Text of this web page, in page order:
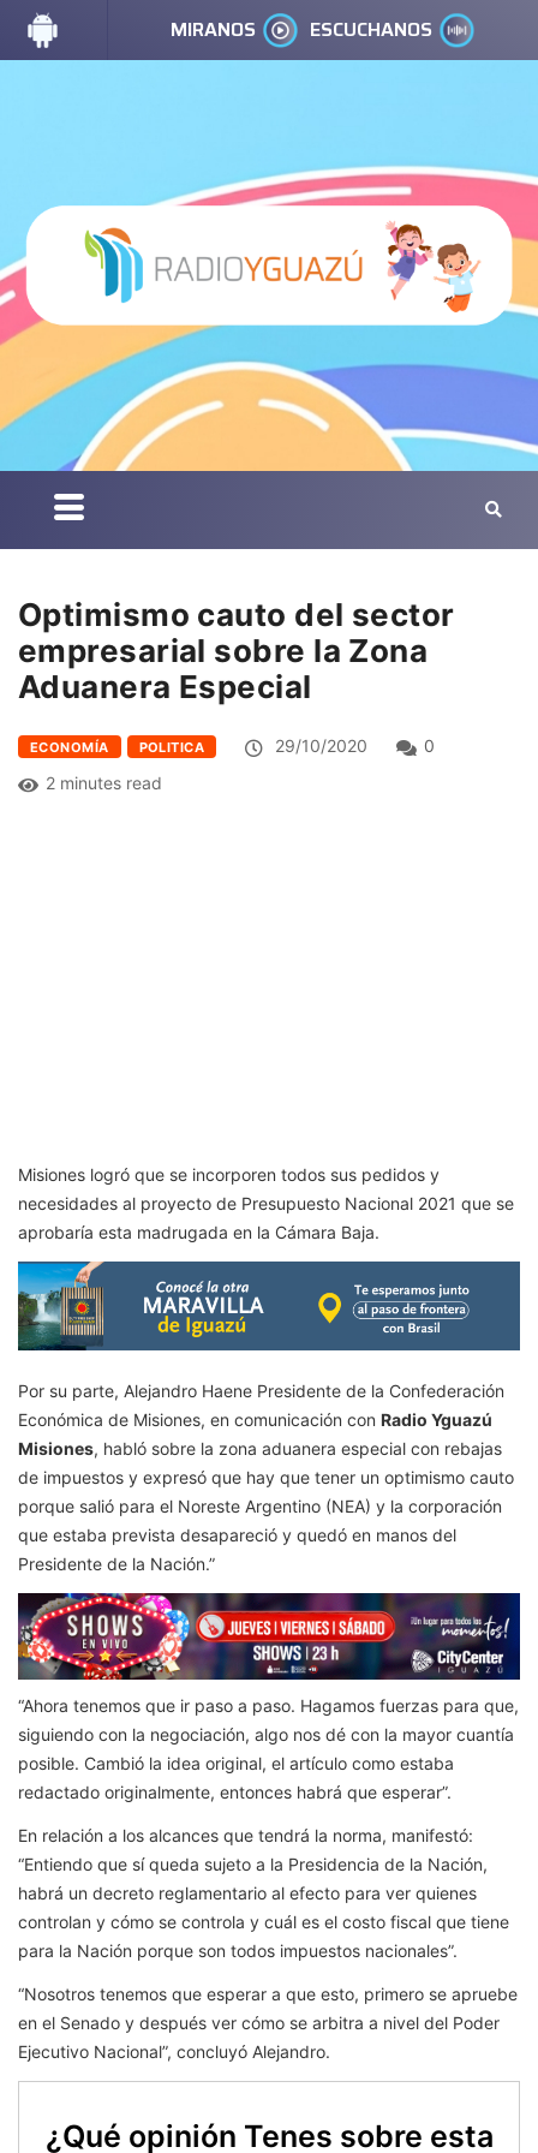
MIRANOS ESCUCHANOS
Optimismo cauto del sector
empresarial sobre la Zona
Aduanera Especial
ECONOMÍA POLITICA 29/10/2020
0
2 minutes read
Misiones logró que se incorporen todos sus pedidos y
necesidades al proyecto de Presupuesto Nacional 2021 que se
aprobaría esta madrugada en la Cámara Baja.
Por su parte, Alejandro Haene Presidente de la Confederación
Económica de Misiones, en comunicación con Radio Yguazú
Misiones, habló sobre la zona aduanera especial con rebajas
de impuestos y expresó que hay que tener un optimismo cauto
porque salió para el Noreste Argentino (NEA) y la corporación
que estaba prevista desapareció y quedó en manos del
Presidente de la Nación.”
“Ahora tenemos que ir paso a paso. Hagamos fuerzas para que,
siguiendo con la negociación, algo nos dé con la mayor cuantía
posible. Cambió la idea original, el artículo como estaba
redactado originalmente, entonces habrá que esperar”.
En relación a los alcances que tendrá la norma, manifestó:
“Entiendo que sí queda sujeto a la Presidencia de la Nación,
habrá un decreto reglamentario al efecto para ver quienes
controlan y cómo se controla y cuál es el costo fiscal que tiene
para la Nación porque son todos impuestos nacionales”.
“Nosotros tenemos que esperar a que esto, primero se apruebe
en el Senado y después ver cómo se arbitra a nivel del Poder
Ejecutivo Nacional”, concluyó Alejandro.
¿Qué opinión Tenes sobre esta